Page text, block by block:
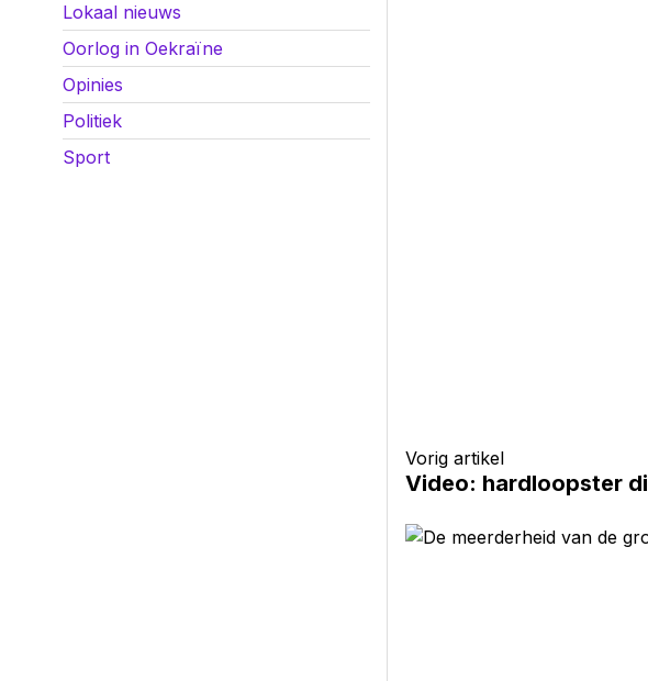
Vorig artikel
Video: hardloopster
Lokaal nieuws
Oorlog in Oekraïne
Opinies
Politiek
Sport